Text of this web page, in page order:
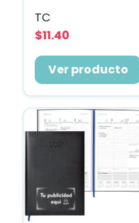
TC
$11.40
Ver producto